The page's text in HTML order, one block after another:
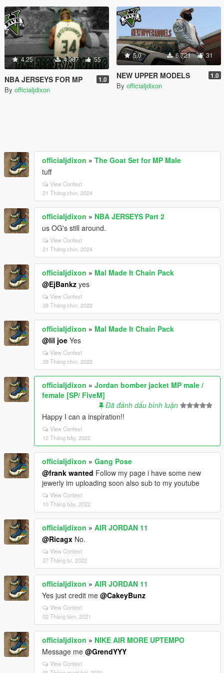
4.25 4.087 55
NBA JERSEYS FOR MP 1.0
By officialjdixon
5.0 6.721 31
NEW UPPER MODELS 1.0
By officialjdixon
officialjdixon » The Goat Set for MP Male
tuff
View Context
21 Tháng chín, 2024
officialjdixon » NBA JERSEYS Part 2
us OG's still around.
View Context
21 Tháng chín, 2024
officialjdixon » Mal Made It Chain Pack
@EjBankz yes
View Context
29 Tháng chín, 2022
officialjdixon » Mal Made It Chain Pack
@lil joe Yes
View Context
28 Tháng chín, 2022
officialjdixon » Jordan bomber jacket MP male /
female [SP/ FiveM]
Đã đánh dấu bình luận
Happy I can a inspiration!!
View Context
12 Tháng bảy, 2022
officialjdixon » Gang Pose
@frank wanted Follow my page i have some new
jewerly im uploading soon also sub to my youtube
View Context
10 Tháng bảy, 2022
officialjdixon » AIR JORDAN 11
@Ricagx No.
View Context
27 Tháng tư, 2022
officialjdixon » AIR JORDAN 11
Yes just credit me @CakeyBunz
View Context
02 Tháng tám, 2021
officialjdixon » NIKE AIR MORE UPTEMPO
Message me @GrendYYY
View Context